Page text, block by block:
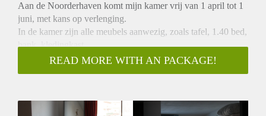
Aan de Noorderhaven komt mijn kamer vrij van 1 april tot 1
juni, met kans op verlenging.
In de kamer zijn alle meubels aanwezig, zoals tafel, 1.40 bed,
bank, kledingkast..
Op de gang is er een extra opslagruimte die bij de kamer
hoort. Er is een (grote) gezamelijke woonkamer met keuken.
We zijn met 5 gezellige dames die werken of al wat verder
READ MORE WITH AN PACKAGE!